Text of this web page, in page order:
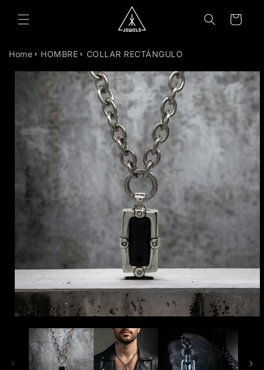
Carrito
Home HOMBRE COLLAR RECTÁNGULO